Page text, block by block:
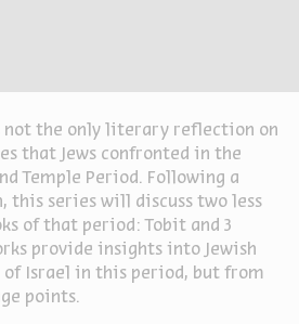
אנגלית
not the only literary reflection on
that Jews confronted in the
Temple Period. Following a
this series will discuss two less
of that period: Tobit and 3
provide insights into Jewish
of Israel in this period, but from
points.